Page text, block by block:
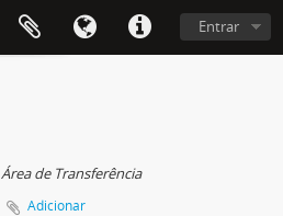
Entrar
Área de Transferência
Adicionar